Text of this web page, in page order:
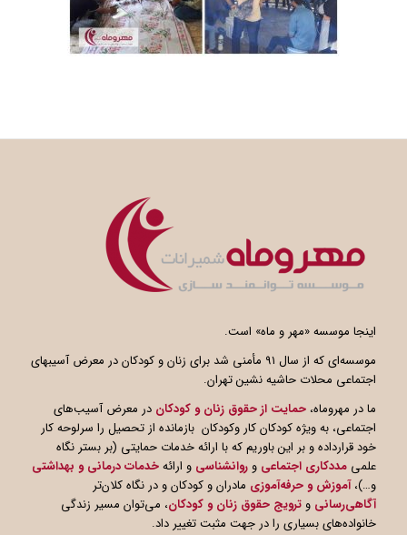
اینجا موسسه «مهر و ماه» است.
موسسه‌ای که از سال ۹۱ مأمنی شد برای زنان و کودکان در معرض آسیبهای
اجتماعی محلات حاشیه نشین تهران.
ما در مهروماه، حمایت از حقوق زنان و کودکان در معرض آسیب‌های
اجتماعی، به ویژه کودکان کار وکودکان بازمانده از تحصیل را سرلوحه کار
خود قرارداده و بر این باوریم که با ارائه خدمات حمایتی (بر بستر نگاه
علمی مددکاری اجتماعی وروانشناسی و ارائهخدمات درمانی و بهداشتی
و…)،آموزش و حرفه‌آموزی مادران و کودکان و در نگاه کلان‌تر
آگاهیرسانی وترویج حقوق زنان و کودکان، می‌توان مسیر زندگی
خانواده‌های بسیاری را در جهت مثبت تغییر داد.